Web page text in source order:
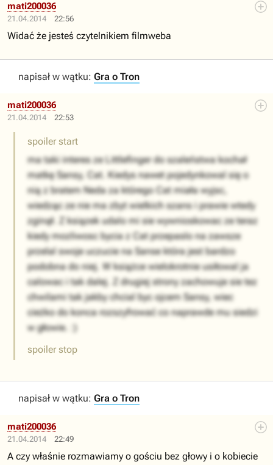
21.04.2014 22:56
mati200036
Widać że jesteś czytelnikiem filmweba
napisał w wątku: Gra o Tron
21.04.2014 22:53
mati200036
spoiler start
ma taki interes ze Littlefinger do szaleństwa kochał
matkę Sansy, Cat. Kiedys nawet pojedynkowal się o
nią z bratem Neda za którego Cat miała wyjsc,
wiedząc ze nie ma zbyt wielkich szans i prawie wtedy
zginął. Z ksiązek udalo mi sie wywnioskowac ze teraz
kiedy mozliwosc bycia z Cat przepaslo na zawsze
przelal swoje uczucie na Sanse która jest bardzo
podobna do niej. W książce wielokrotnie usiłowal ja
calowac i tak dalej. Z drugiej strony zachowuje sie tez
chwilami tak jakby chcial byc ojcem Sansy, wiec
cieżko do konca rozszyfrować co naprawde mu siedzi
w głowie. :)
spoiler stop
napisał w wątku: Gra o Tron
21.04.2014 22:49
mati200036
A czy właśnie rozmawiamy o gościu bez głowy i o kobiecie